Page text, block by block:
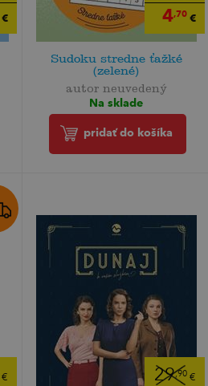
€ 4,70 €
Sudoku stredne ťažké
(zelené)
autor neuvedený
Na sklade
pridať do košíka
€ 29,90 €